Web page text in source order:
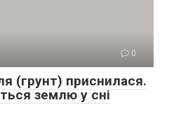
0
(грунт) приснилася.
землю у сні